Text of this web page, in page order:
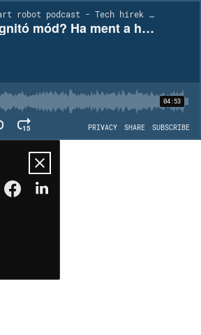
Hírstart robot podcast - Tech hírek | EP1862
Inkognitó mód? Ha ment a háttérben a Facebook, a Meta akkor is tudta, mit néz az androidos telefonján
04:53
15 PRIVACY SHARE SUBSCRIBE